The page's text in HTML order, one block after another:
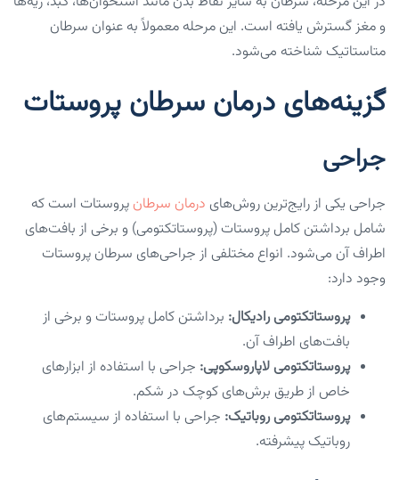
و مغز گسترش یافته است. این مرحله معمولاً به عنوان سرطان
متاستاتیک شناخته می‌شود.
گزینه‌های درمان سرطان پروستات
جراحی
جراحی یکی از رایج‌ترین روش‌های درمان سرطان پروستات است که
شامل برداشتن کامل پروستات (پروستاتکتومی) و برخی از بافت‌های
اطراف آن می‌شود. انواع مختلفی از جراحی‌های سرطان پروستات
وجود دارد:
پروستاتکتومی رادیکال: برداشتن کامل پروستات و برخی از
بافت‌های اطراف آن.
پروستاتکتومی لاپاروسکوپی: جراحی با استفاده از ابزارهای
خاص از طریق برش‌های کوچک در شکم.
پروستاتکتومی روباتیک: جراحی با استفاده از سیستم‌های
روباتیک پیشرفته.